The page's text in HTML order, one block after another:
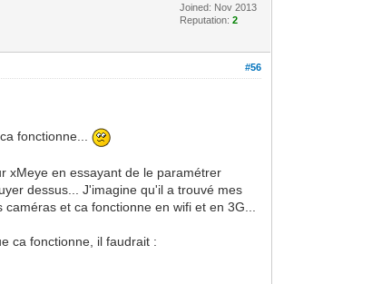
Joined: Nov 2013
Reputation:2
#56
fonctionne...
xMeye en essayant de le paramétrer
dessus... J'imagine qu'il a trouvé mes
et ca fonctionne en wifi et en 3G...
ca fonctionne, il faudrait :